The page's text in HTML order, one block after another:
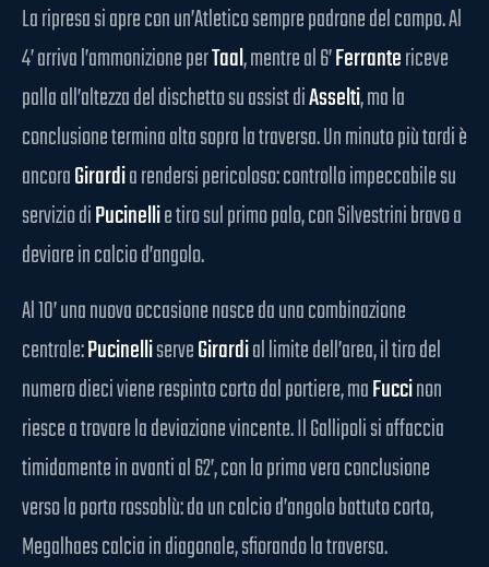
La ripresa si apre con un’Atletico sempre padrone del campo. Al
4’ arriva l’ammonizione perTaal, mentre al 6’Ferrantericeve
palla all’altezza del dischetto su assist diAsselti, ma la
conclusione termina alta sopra la traversa. Un minuto più tardi è
ancoraGirardia rendersi pericoloso: controllo impeccabile su
servizio diPucinellie tiro sul primo palo, con Silvestrini bravo a
deviare in calcio d’angolo.
Al 10’ una nuova occasione nasce da una combinazione
centrale:PucinelliserveGirardial limite dell’area, il tiro del
numero dieci viene respinto corto dal portiere, maFuccinon
riesce a trovare la deviazione vincente. Il Gallipoli si affaccia
timidamente in avanti al 62’, con la prima vera conclusione
verso la porta rossoblù: da un calcio d’angolo battuto corto,
Megalhaes calcia in diagonale, sfiorando la traversa.